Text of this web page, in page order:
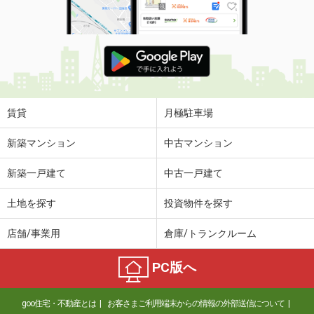
賃貸 月極駐車場
新築マンション 中古マンション
新築一戸建て 中古一戸建て
土地を探す 投資物件を探す
店舗/事業用 倉庫/トランクルーム
PC版へ
goo住宅・不動産とは お客さまご利用端末からの情報の外部送信について